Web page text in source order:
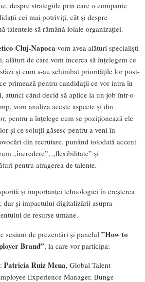
despre strategiile prin care o companie
cei mai potriviți, cât și despre
talentele să rămână loiale organizației.
Cluj-Napoca vom avea alături specialiști
alături de care vom încerca să înțelegem ce
și cum s-au schimbat prioritățile lor post-
primează pentru candidații ce vor intra în
atunci când decid să aplice la un job într-o
vom analiza aceste aspecte și din
pentru a înțelege cum se poziționează ele
și ce soluții găsesc pentru a veni în
din recrutare, punând totodată accent
„încredere”, „flexibilitate” și
pentru atragerea de talente.
și importanței tehnologiei în creșterea
dar și impactului digitalizării asupra
de resurse umane.
sesiuni de prezentări și panelul ”How to
Brand”, la care vor participa:
: Patricia Ruiz Mena, Global Talent
Experience Manager, Bunge